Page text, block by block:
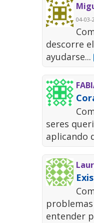
04-03-
descorre
ayudarse...
seres
aplicando
entender